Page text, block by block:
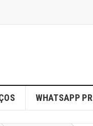
WHATSAPP